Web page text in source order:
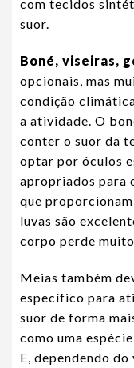
com tecidos
suor.
Boné, viseiras,
opcionais, mas
condição
a atividade. O
conter o suor da
optar por óculos
apropriados para
que
luvas são
corpo perde
Meias também
específico para
suor de forma
como uma
E, dependendo